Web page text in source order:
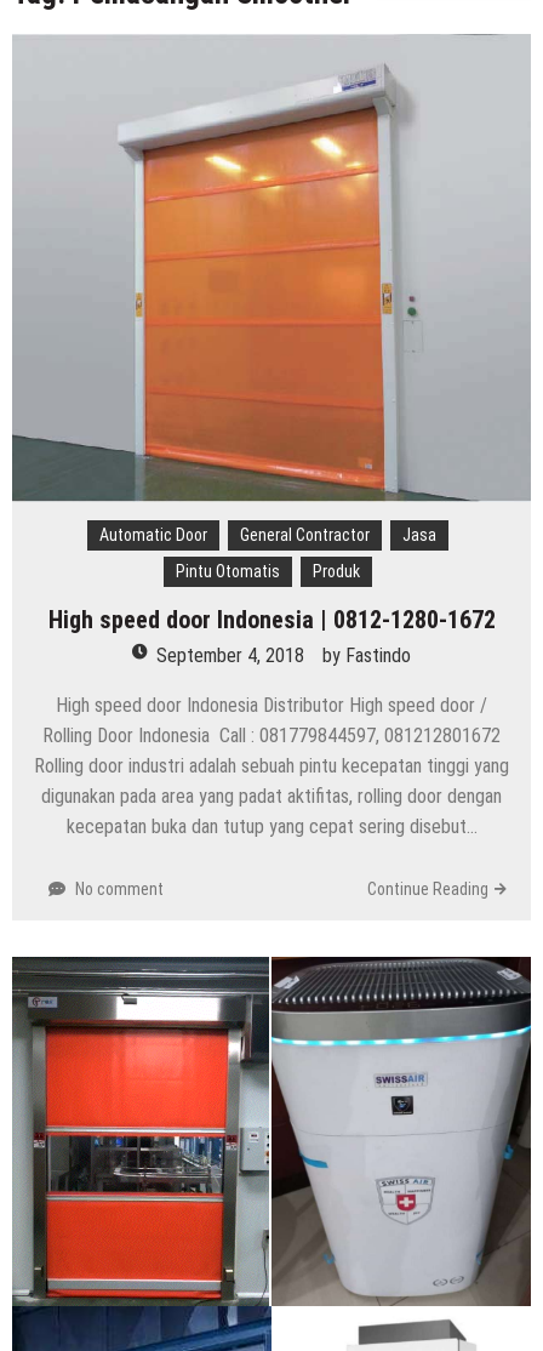
Indonesia
Distributor Hepa Filter Rumah Sakit
Harga High Speed Roller Door Indonesia
Painting Booth System | Call 0817.7984.4597
Distributor High Speed Door Indonesia | Call / WA : |
Harga Filter Hepa untuk Rumah Sakit | Call : | 0812-
Automatic Door General Contractor
Jasa
Pintu Otomatis
Produk
High speed door Indonesia | 0812-1280-1672
September 4, 2018 by Fastindo
High speed door Indonesia Distributor High speed door /
Rolling Door Indonesia Call : 081779844597, 081212801672
Rolling door industri adalah sebuah pintu kecepatan tinggi yang
digunakan pada area yang padat aktifitas, rolling door dengan
kecepatan buka dan tutup yang cepat sering disebut…
No comment Continue Reading